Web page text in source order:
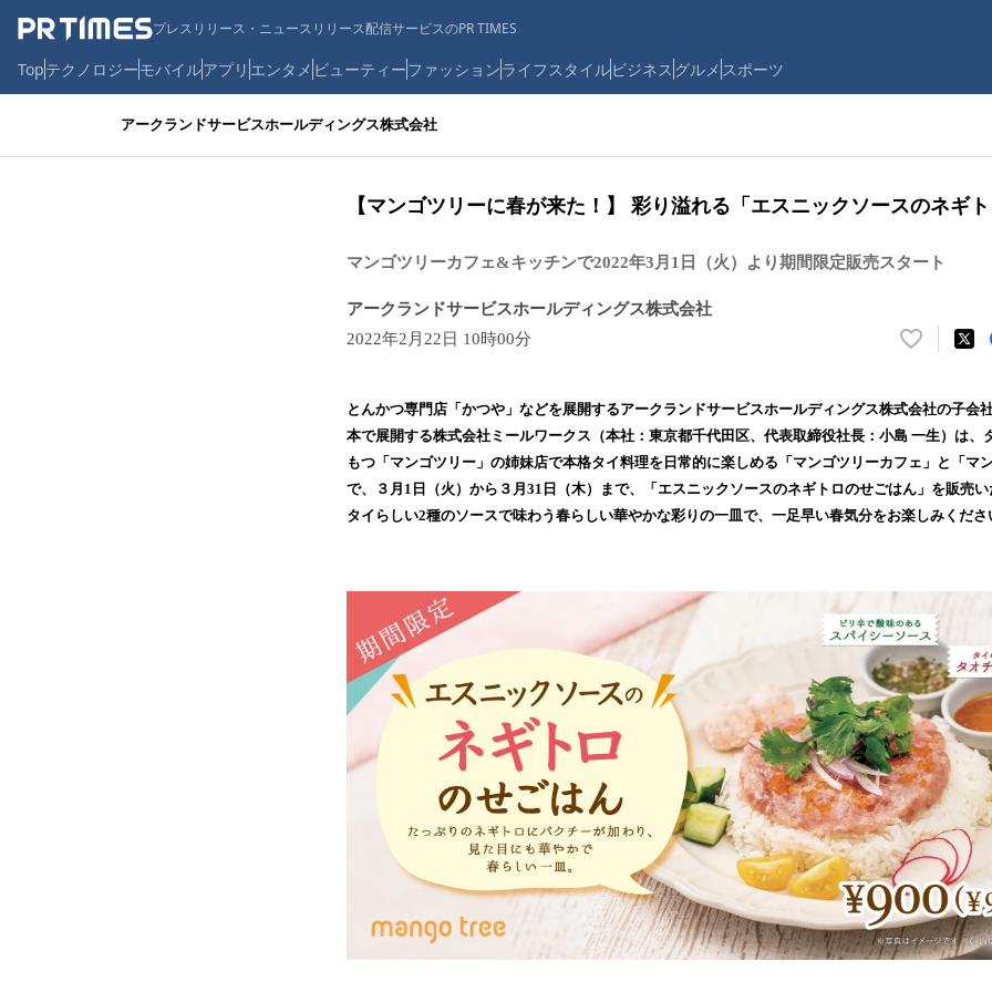
プレスリリース・ニュースリリース配信サービスのPR TIMES
Topテクノロジーモバイルアプリ エンタメ ビューティーファッションライフスタイルビジネス グルメ スポーツ
アークランドサービスホールディングス株式会社
【マンゴツリーに春が来た！】 彩り溢れる「エスニックソースのネギ
マンゴツリーカフェ&キッチンで2022年3月1日（火）より期間限定販売スタート
アークランドサービスホールディングス株式会社
2022年2月22日 10時00分
い
！
数
を
読
み
す
とんかつ専門店「かつや」などを展開するアークランドサービスホールディングス株式会社の子会
本で展開する株式会社ミールワークス（本社：東京都千代田区、代表取締役社長：小島 一生）は、
もつ「マンゴツリー」の姉妹店で本格タイ料理を日常的に楽しめる「マンゴツリーカフェ」と「マ
で、３月1日（火）から３月31日（木）まで、「エスニックソースのネギトロのせごはん」を販売
タイらしい2種のソースで味わう春らしい華やかな彩りの一皿で、一足早い春気分をお楽しみくださ